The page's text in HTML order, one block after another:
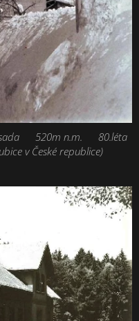
📐520m n.m. 📆80.léta
v České republice)